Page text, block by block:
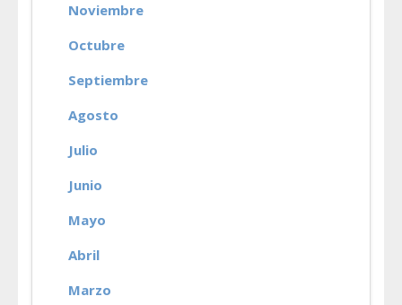
Noviembre
Octubre
Septiembre
Agosto
Julio
Junio
Mayo
Abril
Marzo